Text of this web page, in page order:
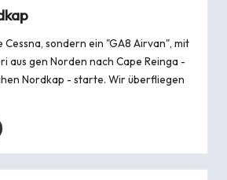
Cessna, sondern ein "GA8 Airvan", mit
aus gen Norden nach Cape Reinga -
Nordkap - starte. Wir überfliegen